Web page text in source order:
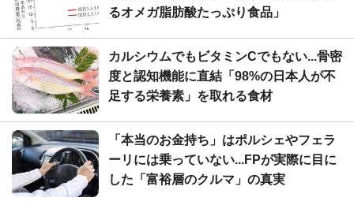
るオメガ脂肪酸たっぷり食品」
カルシウムでもビタミンCでもない...骨密
度と認知機能に直結「98%の日本人が不
足する栄養素」を取れる食材
「本当のお金持ち」はポルシェやフェラ
ーリには乗っていない...FPが実際に目に
した「富裕層のクルマ」の真実